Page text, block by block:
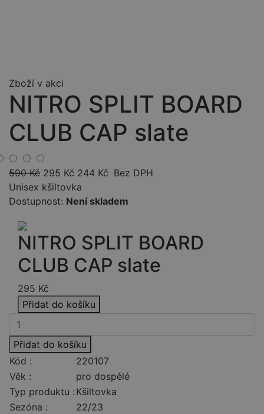
Zboží v akci
NITRO SPLIT BOARD
CLUB CAP slate
590Kč 295 Kč 244 Kč Bez DPH
Unisex kšiltovka
Dostupnost: Není skladem
NITRO SPLIT BOARD
CLUB CAP slate
295 Kč
Přidat do košíku
Přidat do košíku
Kód :
220107
Věk :
pro dospělé
Typ produktu : Kšiltovka
Sezóna :
22/23